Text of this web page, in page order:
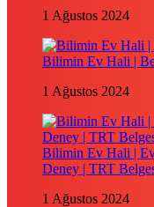
1 Ağustos 2024
Bilimin Ev Hali |
1 Ağustos 2024
Bilimin Ev Hali |
Deney | TRT
1 Ağustos 2024